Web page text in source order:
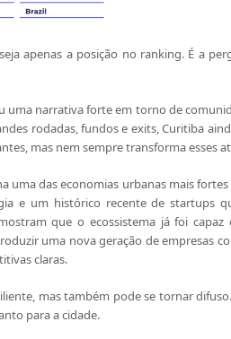
apenas a posição no ranking. É a
narrativa forte em torno de
rodadas, fundos e exits, Curitiba
mas nem sempre transforma esses
uma das economias urbanas mais
e um histórico recente de startups
que o ecossistema já foi capaz
uma nova geração de empresas
claras.
mas também pode se tornar
para a cidade.